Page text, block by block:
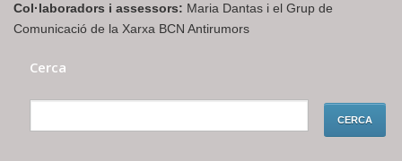
Col·laboradors i assessors: Maria Dantas i el Grup de
Comunicació de la Xarxa BCN Antirumors
Cerca